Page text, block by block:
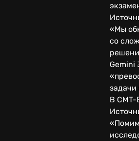
«Мы
со
Gemini
В CMT-